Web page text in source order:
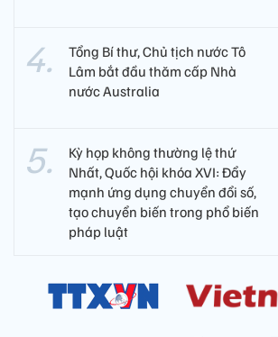
Tổng Bí thư, Chủ tịch nước Tô
Lâm bắt đầu thăm cấp Nhà
nước Australia
Kỳ họp không thường lệ thứ
Nhất, Quốc hội khóa XVI: Đẩy
mạnh ứng dụng chuyển đổi số,
tạo chuyển biến trong phổ biến
pháp luật